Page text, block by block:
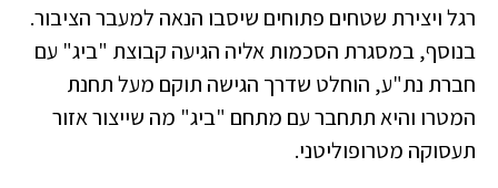
רגל ויצירת שטחים פתוחים שיסבו הנאה למעבר הציבור.
בנוסף, במסגרת הסכמות אליה הגיעה קבוצת "ביג" עם
חברת נת"ע, הוחלט שדרך הגישה תוקם מעל תחנת
המטרו והיא תתחבר עם מתחם "ביג" מה שייצור אזור
תעסוקה מטרופוליטני.